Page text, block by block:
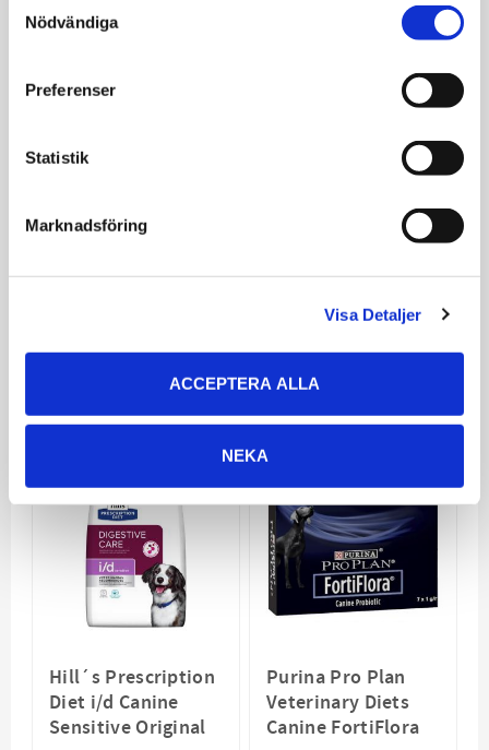
Selection
Nödvändiga
Preferenser
Statistik
Marknadsföring
Visa Detaljer
ACCEPTERA ALLA
NEKA
´s är säkra på att din
Hill's® Prescription Diet® maten.
Hill's™ Prescription Diet™ i/d™ Low Fa är ett komplett
helfoder - dietfoder som ger all nutrition din hund
behöver. Fråga din veterinär för ytterligare information
hund att fortsätta njuta av ett lyckligt och aktivt liv.
Relaterade produkter
Hill´s Prescription
Diet i/d Canine
Sensitive Original
Purina Pro Plan
Veterinary Diets
Canine FortiFlora